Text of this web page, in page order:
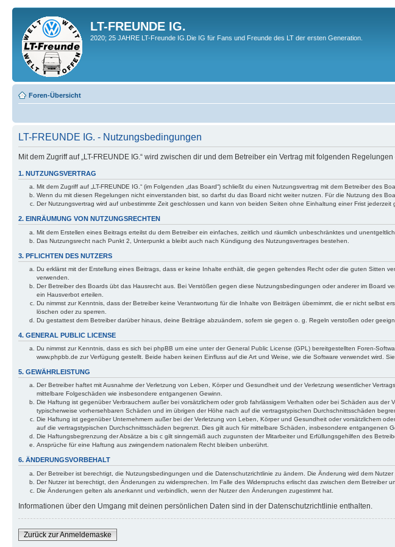
LT-FREUNDE IG.
2020; 25 JAHRE LT-Freunde IG.Die IG für Fans und Freunde des LT der ersten Generation.
Foren-Übersicht
LT-FREUNDE IG. - Nutzungsbedingungen
Mit dem Zugriff auf „LT-FREUNDE IG.“ wird zwischen dir und dem Betreiber ein Vertrag mit folgenden
1. NUTZUNGSVERTRAG
Mit dem Zugriff auf „LT-FREUNDE IG.“ (im Folgenden „das Board“) schließt du einen Nutzungsvertrag mit dem Betreiber des
Wenn du mit diesen Regelungen nicht einverstanden bist, so darfst du das Board nicht weiter nutzen. Für die Nutzung des
Der Nutzungsvertrag wird auf unbestimmte Zeit geschlossen und kann von beiden Seiten ohne Einhaltung einer Frist jederzeit
2. EINRÄUMUNG VON NUTZUNGSRECHTEN
Mit dem Erstellen eines Beitrags erteilst du dem Betreiber ein einfaches, zeitlich und räumlich unbeschränktes und
Das Nutzungsrecht nach Punkt 2, Unterpunkt a bleibt auch nach Kündigung des Nutzungsvertrages bestehen.
3. PFLICHTEN DES NUTZERS
Du erklärst mit der Erstellung eines Beitrags, dass er keine Inhalte enthält, die gegen geltendes Recht oder die guten Sitten
verwenden.
Der Betreiber des Boards übt das Hausrecht aus. Bei Verstößen gegen diese Nutzungsbedingungen oder anderer im
ein Hausverbot erteilen.
Du nimmst zur Kenntnis, dass der Betreiber keine Verantwortung für die Inhalte von Beiträgen übernimmt, die er nicht
löschen oder zu sperren.
Du gestattest dem Betreiber darüber hinaus, deine Beiträge abzuändern, sofern sie gegen o. g. Regeln verstoßen oder
4. GENERAL PUBLIC LICENSE
Du nimmst zur Kenntnis, dass es sich bei phpBB um eine unter der General Public License (GPL) bereitgestellten Foren-
www.phpbb.de zur Verfügung gestellt. Beide haben keinen Einfluss auf die Art und Weise, wie die Software verwendet wird.
5. GEWÄHRLEISTUNG
Der Betreiber haftet mit Ausnahme der Verletzung von Leben, Körper und Gesundheit und der Verletzung wesentlicher
mittelbare Folgeschäden wie insbesondere entgangenen Gewinn.
Die Haftung ist gegenüber Verbrauchern außer bei vorsätzlichem oder grob fahrlässigem Verhalten oder bei Schäden aus
typischerweise vorhersehbaren Schäden und im übrigen der Höhe nach auf die vertragstypischen Durchschnittsschäden
Die Haftung ist gegenüber Unternehmern außer bei der Verletzung von Leben, Körper und Gesundheit oder vorsätzlichem
auf die vertragstypischen Durchschnittsschäden begrenzt. Dies gilt auch für mittelbare Schäden, insbesondere entgangenen
Die Haftungsbegrenzung der Absätze a bis c gilt sinngemäß auch zugunsten der Mitarbeiter und Erfüllungsgehilfen des
Ansprüche für eine Haftung aus zwingendem nationalem Recht bleiben unberührt.
6. ÄNDERUNGSVORBEHALT
Der Betreiber ist berechtigt, die Nutzungsbedingungen und die Datenschutzrichtlinie zu ändern. Die Änderung wird dem Nutzer
Der Nutzer ist berechtigt, den Änderungen zu widersprechen. Im Falle des Widerspruchs erlischt das zwischen dem Betreiber
Die Änderungen gelten als anerkannt und verbindlich, wenn der Nutzer den Änderungen zugestimmt hat.
Informationen über den Umgang mit deinen persönlichen Daten sind in der Datenschutzrichtlinie enthalten.
Zurück zur Anmeldemaske